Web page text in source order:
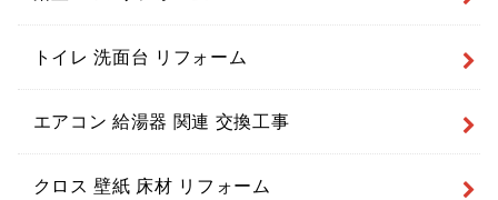
トイレ 洗面台 リフォーム
エアコン 給湯器 関連 交換工事
クロス 壁紙 床材 リフォーム